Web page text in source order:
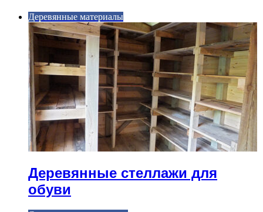
Деревянные материалы
Деревянные стеллажи для
обуви